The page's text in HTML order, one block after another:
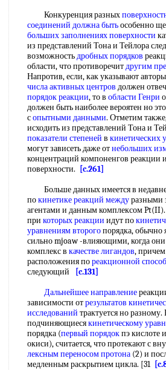
Конкуренция разных
соединений должна бытьособенно
больших заполнениях поверхности
из представлений Тона и Тейлора
возможностьдробных порядков
области, что противоречитдругим
Напротив, если, как указывают
числа активных центров должен
порядок реакции, то в области Генри
должен быть наиболее вероятен но это
сопытными данными. Отметим
исходить из представлений Тона и
показатели степеней в кинетических
могут зависеть даже отнебольших
концентраций компоненгов реакции
поверхности.
[c.261]
Больше данных имеется в
покинетике реакций между
агентами и данным комплексом Pt(II).
при которых реакции идут по
уравнениям второгопорядка, обычно
сильно mjoaw -влияющими, когда они
комплекс в качестве лигандов,
расположения пореакционной
следующий
[c.131]
Дальнейшее направление
зависимости отрезультатов
исследований трактуется но
подчиняющиесякинетическому
порядка (первый порядокпэ кислоте
окиси), считается, что протекают с
лекснымпереносом протона (2) и
медленным раскрытием цикла. [31